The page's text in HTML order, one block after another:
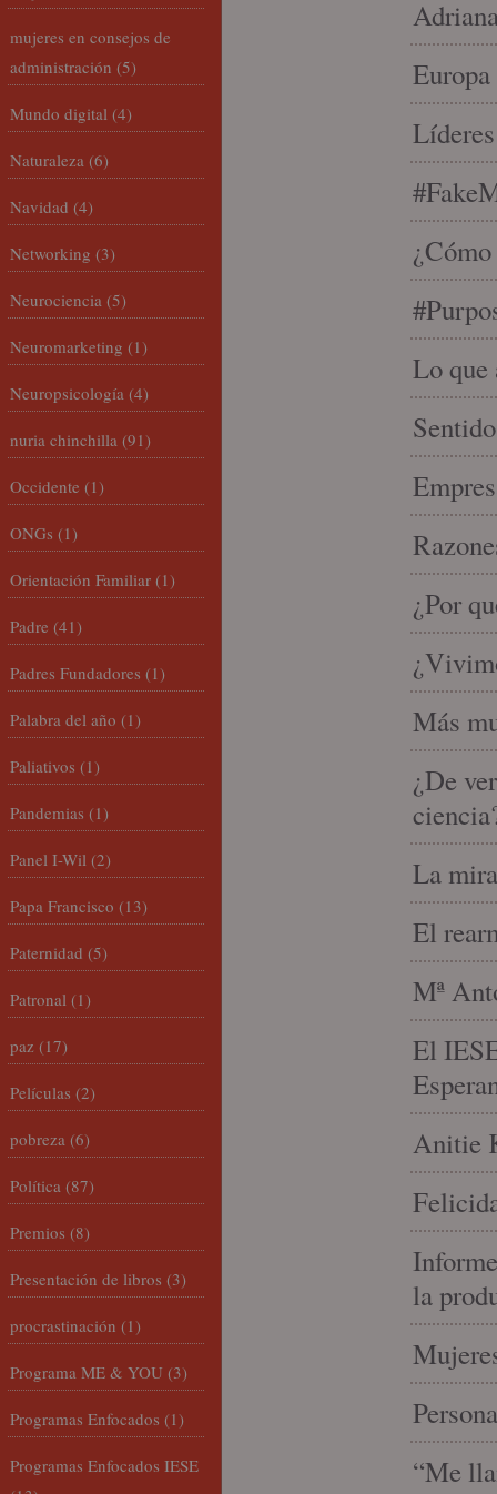
Lo que
¿Por
Más
¿De
La
El
Mª
El
Anitie
la
“Me
mujeres en consejos de
administración (5)
Mundo digital (4)
Naturaleza (6)
Navidad (4)
Networking (3)
Neurociencia (5)
Neuromarketing (1)
Neuropsicología (4)
nuria chinchilla (91)
Occidente (1)
ONGs (1)
Orientación Familiar (1)
Padre (41)
Padres Fundadores (1)
Palabra del año (1)
Paliativos (1)
Pandemias (1)
Panel I-Wil (2)
Papa Francisco (13)
Paternidad (5)
Patronal (1)
paz (17)
Películas (2)
pobreza (6)
Política (87)
Premios (8)
Presentación de libros (3)
procrastinación (1)
Programa ME & YOU (3)
Programas Enfocados (1)
Programas Enfocados IESE